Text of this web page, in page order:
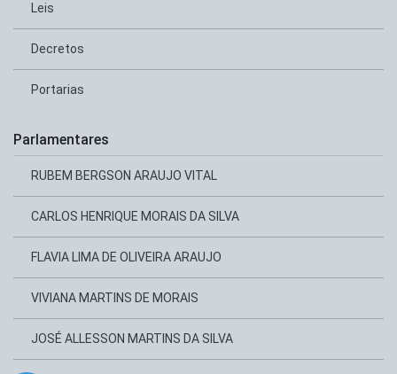
Leis
Decretos
Portarias
Parlamentares
RUBEM BERGSON ARAUJO VITAL
CARLOS HENRIQUE MORAIS DA SILVA
FLAVIA LIMA DE OLIVEIRA ARAUJO
VIVIANA MARTINS DE MORAIS
JOSÉ ALLESSON MARTINS DA SILVA